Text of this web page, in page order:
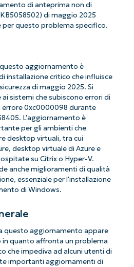
di anteprima non di
di maggio 2025
per questo problema specifico.
aggiornamento è
installazione critico che influisce
di maggio 2025. Si
sistemi che subiscono errori di
errore 0xc0000098 durante
L'aggiornamento è
per gli ambienti che
desktop virtuali, tra cui
desktop virtuale di Azure e
su Citrix o Hyper-V.
anche miglioramenti di qualità
essenziale per l'installazione
di Windows.
questo aggiornamento appare
quanto affronta un problema
che impediva ad alcuni utenti di
importanti aggiornamenti di